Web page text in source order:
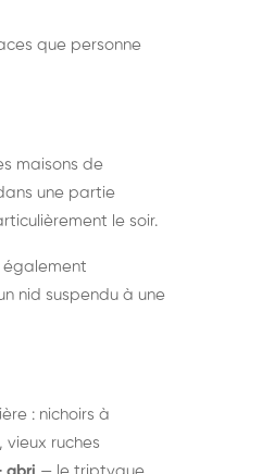
que personne
maisons de
une partie
le soir.
également
nid suspendu à une
: nichoirs à
ruches